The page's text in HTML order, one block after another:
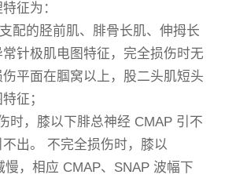
征为：
配的胫前肌、腓骨长肌、伸拇长
针极肌电图特征，完全损伤时无
平面在腘窝以上，股二头肌短头
征；
，膝以下腓总神经 CMAP 引不
出。 不完全损伤时，膝以
慢，相应 CMAP、SNAP 波幅下